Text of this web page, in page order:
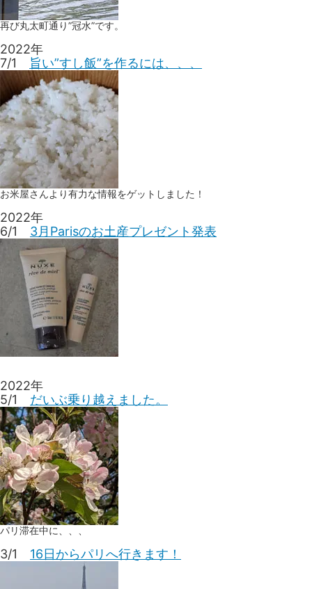
再び丸太町通り”冠水”です。
2022年
7/1 旨い”すし飯”を作るには、、、
お米屋さんより有力な情報をゲットしました！
2022年
6/1 3月Parisのお土産プレゼント発表
2022年
5/1 だいぶ乗り越えました。
パリ滞在中に、、、
3/1 16日からパリへ行きます！